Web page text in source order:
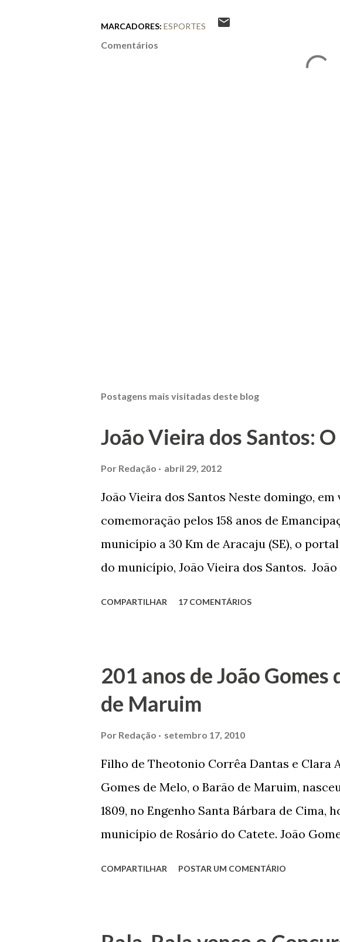
MARCADORES: ESPORTES
Comentários
Postagens mais visitadas deste blog
João Vieira dos Santos:
Por Redação abril 29, 2012
João Vieira dos Santos Neste domingo,
comemoração pelos 158 anos de
município a 30 Km de Aracaju (SE), o
do município, João Vieira dos Santos.
se dedicar aos estudos, e então passou a
primeiro plano para auxiliar na renda
garçon, dono de bar, de armarinho e depois
incontáveis vezes que trabalhar
normal em trocas de gorjetas que c...
COMPARTILHAR 17 COMENTÁRIOS
201 anos de João Gomes
de Maruim
Por Redação setembro 17, 2010
Filho de Theotonio Corrêa Dantas e Clara
Gomes de Melo, o Barão de Maruim,
1809, no Engenho Santa Bárbara de Cima,
município de Rosário do Catete. João
COMPARTILHAR POSTAR UM COMENTÁRIO